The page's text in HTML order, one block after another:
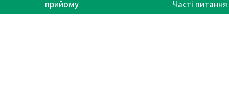
прийому
Часті питання